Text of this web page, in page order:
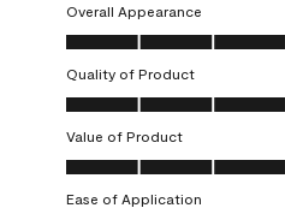
Overall Appearance
Overall Appearance, 5.0 out of 5
Quality of Product
Quality of Product, 5.0 out of 5
Value of Product
Value of Product, 5.0 out of 5
Ease of Application